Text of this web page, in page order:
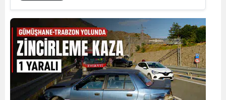
Tunceli
Şanlıurfa
Uşak
Van